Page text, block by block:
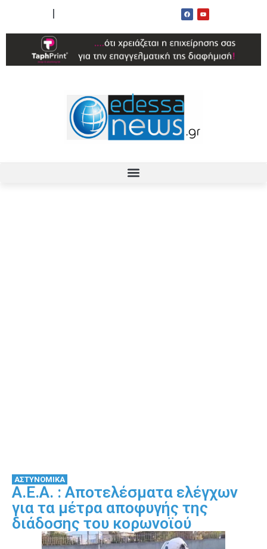
ΑΣΤΥΝΟΜΙΚΑ
Α.Ε.Α. : Αποτελέσματα ελέγχων
για τα μέτρα αποφυγής της
διάδοσης του κορωνοϊού